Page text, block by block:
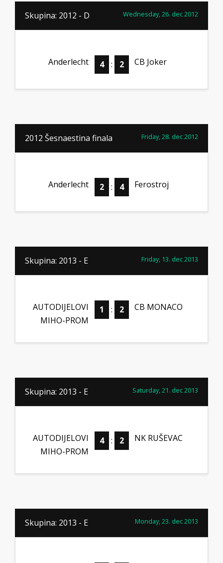
Skupina: 2012 - D Wednesday, 26. dec 2012
Anderlecht 4 : 2 CB Joker
2012 Šesnaestina finala Friday, 28. dec 2012
Anderlecht 2 : 4 Ferostroj
Skupina: 2013 - E Friday, 13. dec 2013
AUTODIJELOVI
MIHO-PROM
1 : 2 CB MONACO
Skupina: 2013 - E Saturday, 21. dec 2013
AUTODIJELOVI
MIHO-PROM
4 : 2 NK RUŠEVAC
Skupina: 2013 - E Monday, 23. dec 2013